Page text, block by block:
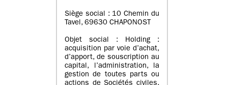
Siège social : 10 Chemin du
Tavel, 69630 CHAPONOST
Objet social : Holding :
acquisition par voie d’achat,
d’apport, de souscription au
capital, l’administration, la
gestion de toutes parts ou